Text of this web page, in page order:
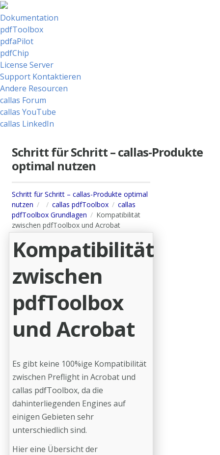
Dokumentation
pdfToolbox
pdfaPilot
pdfChip
License Server
Support Kontaktieren
Andere Resourcen
callas Forum
callas YouTube
callas LinkedIn
Schritt für Schritt – callas-Produkte
optimal nutzen
Schritt für Schritt – callas-Produkte optimal
nutzen
callas pdfToolbox
callas
pdfToolbox Grundlagen
Kompatibilität
zwischen pdfToolbox und Acrobat
Kompatibilität
zwischen
pdfToolbox
und Acrobat
Es gibt keine 100%ige Kompatibilität
zwischen Preflight in Acrobat und
callas pdfToolbox, da die
dahinterliegenden Engines auf
einigen Gebieten sehr
unterschiedlich sind.
Hier eine Übersicht der